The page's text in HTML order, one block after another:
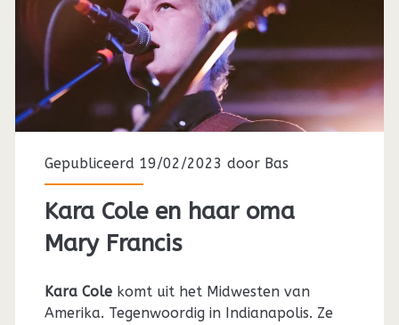
Gepubliceerd 19/02/2023 door Bas
Kara Cole en haar oma
Mary Francis
Kara Colekomt uit het Midwesten van
Amerika. Tegenwoordig in Indianapolis. Ze